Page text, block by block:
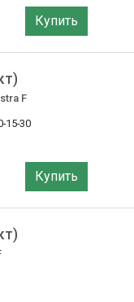
Купить
F
15-30
Купить